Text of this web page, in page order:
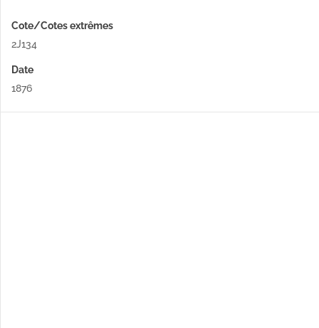
Cote/Cotes extrêmes
2J134
Date
1876